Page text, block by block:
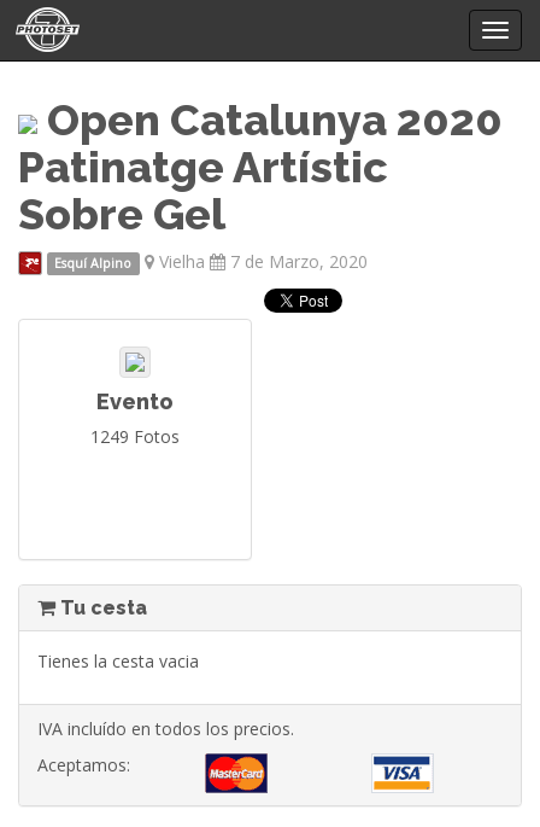
menú
Open Catalunya 2020
Patinatge Artístic
Sobre Gel
Esquí Alpino Vielha 7 de Marzo, 2020
Evento
1249 Fotos
Tu cesta
Tienes la cesta vacia
IVA incluído en todos los precios.
Aceptamos: